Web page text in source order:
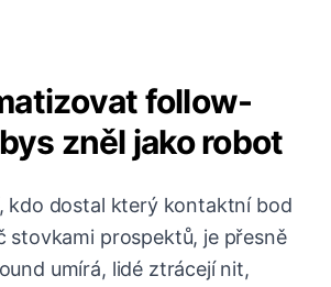
follow-
zněl jako robot
kdo dostal který kontaktní bod
stovkami prospektů, je přesně
umírá, lidé ztrácejí nit,